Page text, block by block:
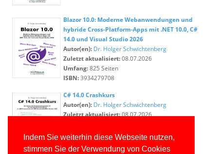
Indem Sie weiterhin diese Webseite nutzen,
stimmen Sie der Verwendung von Cookies
Blazor 10.0: Moderne Webanwendungen und
hybride Cross-Platform-Apps mit .NET 10.0, C#
14.0 und Visual Studio 2026
Autor(en): Dr. Holger Schwichtenberg
Zuletzt aktualisiert:08.07.2026
Umfang:825 Seiten
ISBN:3934279708
C# 14.0 Crashkurs
Autor(en): Dr. Holger Schwichtenberg
Zuletzt aktualisiert:08.07.2026
ISBN:3934279457